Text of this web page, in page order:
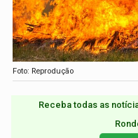
Foto: Reprodução
Receba todas as